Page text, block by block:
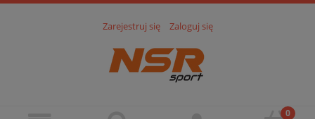
Zarejestruj się Zaloguj się